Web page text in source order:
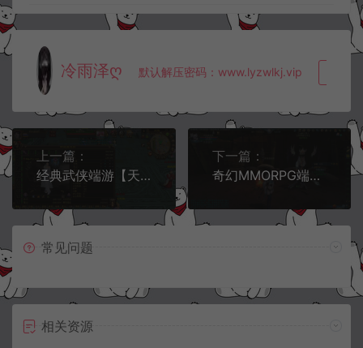
冷雨泽ღ 默认解压密码：www.lyzwlkj.vip
上一篇：
经典武侠端游【天龙八部之黑纸精修第二版】3月最新整理Linux手工服务端+GM工具+PC客户端+详细搭建教程
下一篇：
奇幻MMORPG端游【神魔大陆血袭版】3月最新整理Linux手工服务端+GM工具+PC客户端+详细搭建教程
常见问题
相关资源